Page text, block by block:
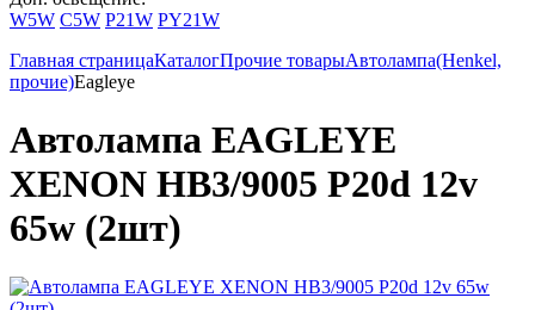
W5W C5W P21W PY21W
Главная страницаКаталогПрочие товарыАвтолампа(Henkel,
прочие)Eagleye
Автолампа EAGLEYE
XENON HB3/9005 P20d 12v
65w (2шт)